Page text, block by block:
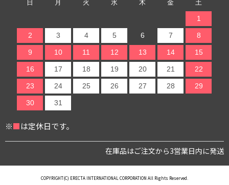
日 月 火 水 木 金 土
1
2 3 4 5 6 7 8
9 10 11 12 13 14 15
16 17 18 19 20 21 22
23 24 25 26 27 28 29
30 31
※■は定休日です。
在庫品はご注文から3営業日内に発送
COPYRIGHT(C) ERECTA INTERNATIONAL CORPORATION All Rights Reserved.